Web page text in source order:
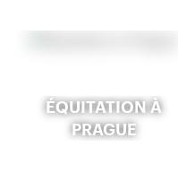
ÉQUITATION À
PRAGUE